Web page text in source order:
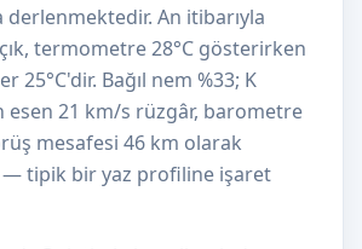
An itibarıyla
termometre 28°C gösterirken
25°C'dir. Bağıl nem %33; K
esen 21 km/s rüzgâr, barometre
mesafesi 46 km olarak
tipik bir yaz profiline işaret